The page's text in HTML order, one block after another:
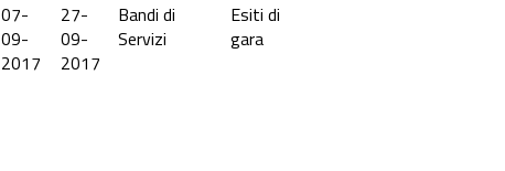
07-
09-
2017
27-
09-
2017
Bandi di
Servizi
Esiti di
gara